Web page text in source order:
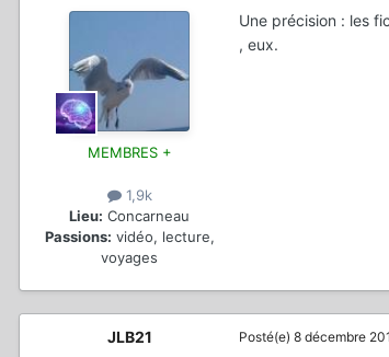
MEMBRES +
1,9k
Lieu: Concarneau
Passions: vidéo, lecture,
voyages
Une précision : les
, eux.
JLB21 Posté(e) 8 décembre